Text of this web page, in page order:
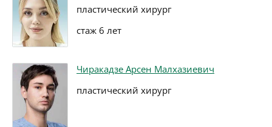
пластический хирург
стаж 6 лет
Чиракадзе Арсен Малхазиевич
пластический хирург